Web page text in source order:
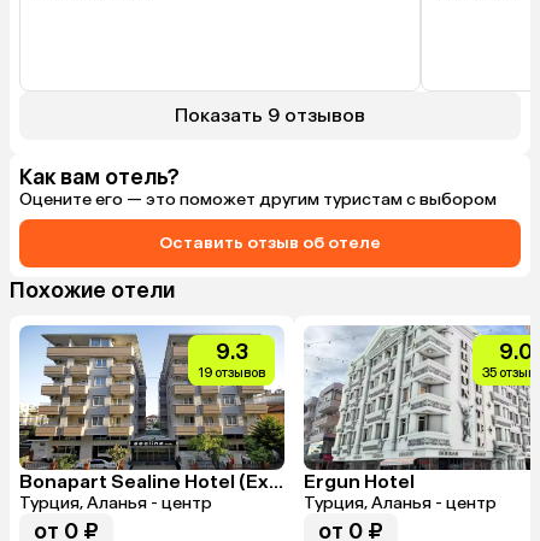
Показать 9 отзывов
Как вам отель?
Оцените его — это поможет другим туристам с выбором
Оставить отзыв об отеле
Похожие отели
9.3
19 отзывов
Bonapart Sealine Hotel (Ex.Sealine Suite Hotel)
Турция, Аланья - центр
от 0 ₽
9.0
35
Ergun Hotel
Турция, Аланья - центр
от 0 ₽